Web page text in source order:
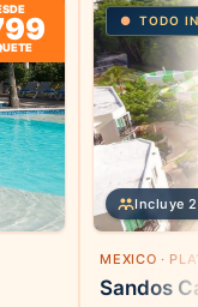
TODO
Incluye
MEXICO ·
Sandos